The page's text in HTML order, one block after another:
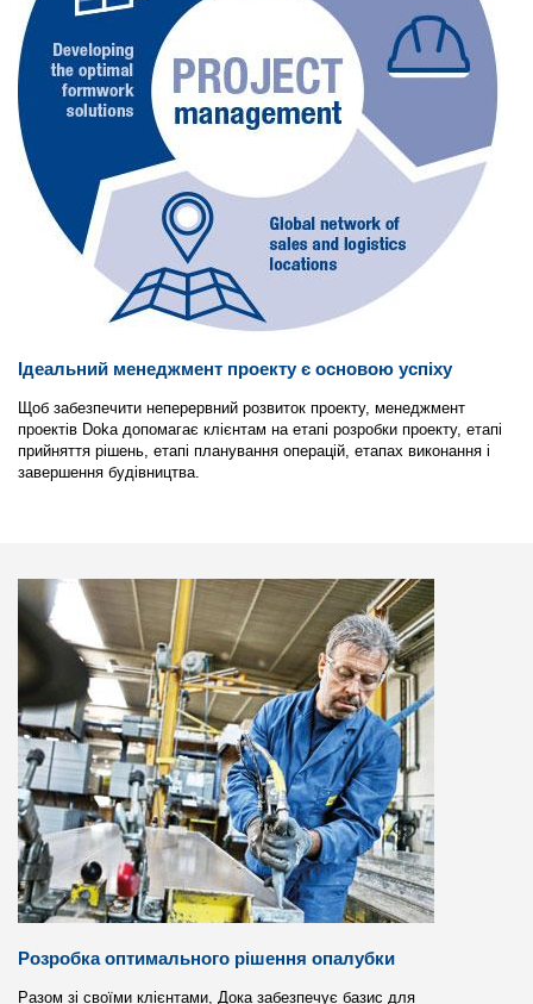
Ідеальний менеджмент проекту є основою успіху
Щоб забезпечити неперервний розвиток проекту, менеджмент
проектів Doka допомагає клієнтам на етапі розробки проекту, етапі
прийняття рішень, етапі планування операцій, етапах виконання і
завершення будівництва.
Розробка оптимального рішення опалубки
Разом зі своїми клієнтами, Дока забезпечує базис для